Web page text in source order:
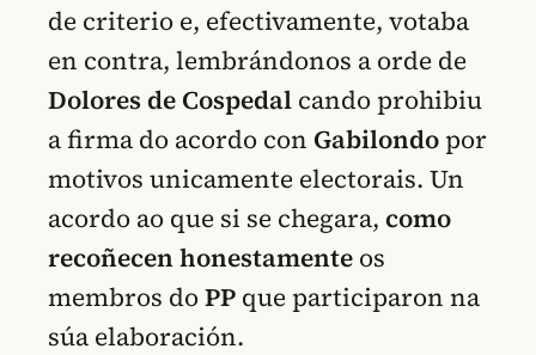
de criterio e, efectivamente, votaba
en contra, lembrándonos a orde de
Dolores de Cospedal cando prohibiu
a firma do acordo con Gabilondo por
motivos unicamente electorais. Un
acordo ao que si se chegara, como
recoñecen honestamente os
membros doPP que participaron na
súa elaboración.